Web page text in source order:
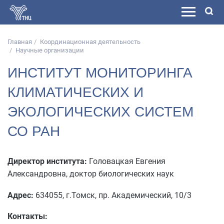
Главная
Координационная деятельность
Научные организации
ИНСТИТУТ МОНИТОРИНГА
КЛИМАТИЧЕСКИХ И
ЭКОЛОГИЧЕСКИХ СИСТЕМ
СО РАН
Директор института: Головацкая Евгения
Александровна, доктор биологических наук
Адрес: 634055, г.Томск, пр. Академический, 10/3
Контакты: